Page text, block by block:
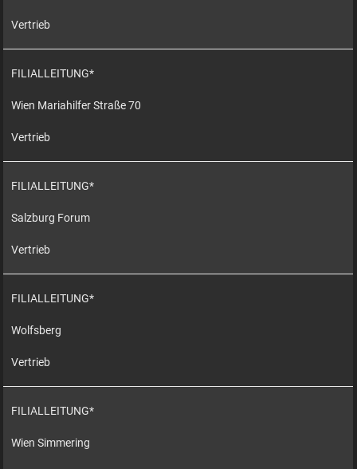
Vertrieb
FILIALLEITUNG*
Wien Mariahilfer Straße 70
Vertrieb
FILIALLEITUNG*
Salzburg Forum
Vertrieb
FILIALLEITUNG*
Wolfsberg
Vertrieb
FILIALLEITUNG*
Wien Simmering